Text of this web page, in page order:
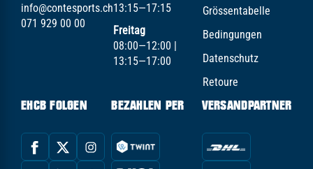
info@contesports.ch
071 929 00 00
13:15—17:15
Freitag
08:00—12:00 |
13:15—17:00
Grössentabelle
Bedingungen
Datenschutz
Retoure
EHCB FOLGEN BEZAHLEN PER VERSANDPARTNER